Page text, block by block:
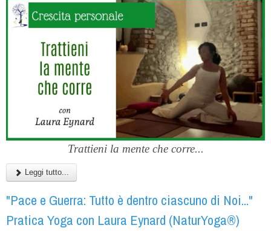
Trattieni la mente che corre...
Leggi tutto...
"Pace e Guerra: Tutto è dentro ciascuno di Noi..."
Pratica Yoga con Laura Eynard (NaturYoga®)